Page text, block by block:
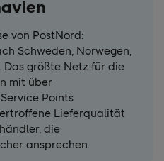
von PostNord:
Schweden, Norwegen,
Das größte Netz für die
mit über
Points
Lieferqualität
die
ansprechen.